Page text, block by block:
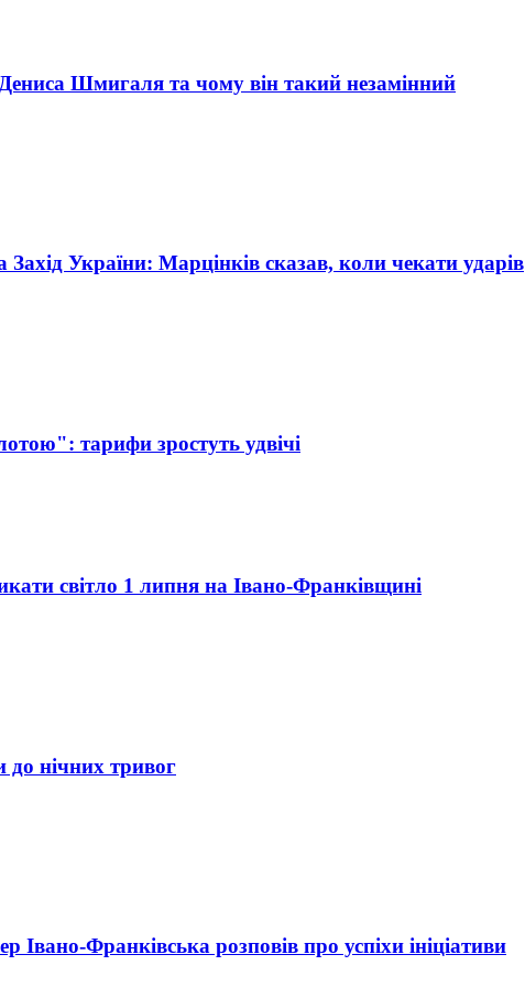
Шмигаля та чому він такий незамінний
Захід України: Марцінків сказав, коли чекати ударів
тарифи зростуть удвічі
світло 1 липня на Івано-Франківщині
до нічних тривог
Франківська розповів про успіхи ініціативи